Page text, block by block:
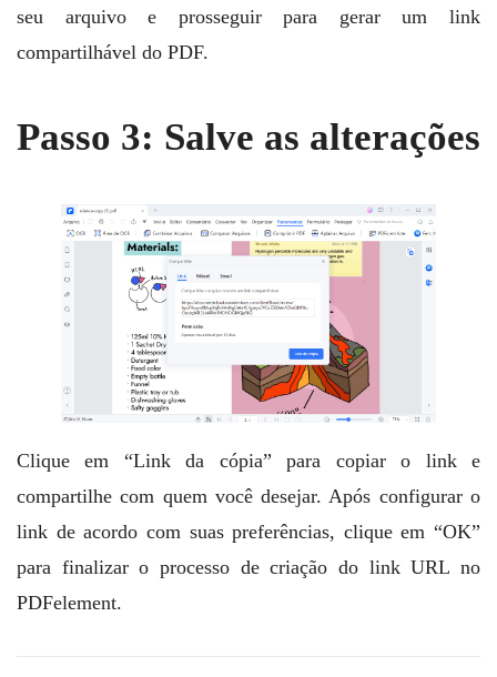
seu arquivo e prosseguir para gerar um link
compartilhável do PDF.
Passo 3: Salve as alterações
Clique em “Link da cópia” para copiar o link e
compartilhe com quem você desejar. Após configurar o
link de acordo com suas preferências, clique em “OK”
para finalizar o processo de criação do link URL no
PDFelement.